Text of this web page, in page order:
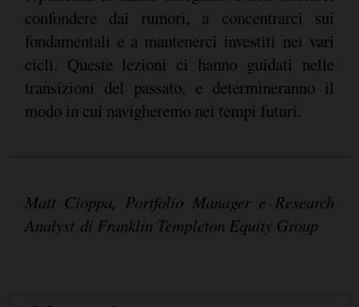
confondere dai rumori, a concentrarci sui
fondamentali e a mantenerci investiti nei vari
cicli. Queste lezioni ci hanno guidati nelle
transizioni del passato, e determineranno il
modo in cui navigheremo nei tempi futuri.
Matt Cioppa, Portfolio Manager e Research
Analyst di Franklin Templeton Equity Group